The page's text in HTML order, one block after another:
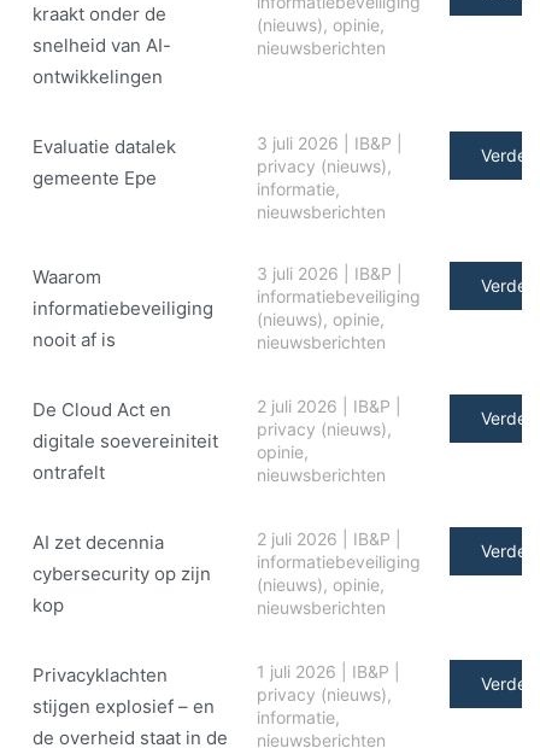
kraakt onder de
snelheid van AI-
ontwikkelingen
(nieuws), opinie,
nieuwsberichten
Evaluatie datalek
gemeente Epe
3 juli 2026 IB&P
privacy (nieuws),
informatie,
nieuwsberichten
Verder
Waarom
informatiebeveiliging
nooit af is
3 juli 2026 IB&P
informatiebeveiliging
(nieuws), opinie,
nieuwsberichten
Verder
De Cloud Act en
digitale soe­ve­rei­ni­teit
ontrafelt
2 juli 2026 IB&P
privacy (nieuws),
opinie,
nieuwsberichten
Verder
AI zet decennia
cybersecurity op zijn
kop
2 juli 2026 IB&P
informatiebeveiliging
(nieuws), opinie,
nieuwsberichten
Verder
Privacyklachten
stijgen explosief – en
de overheid staat in de
1 juli 2026 IB&P
privacy (nieuws),
informatie,
nieuwsberichten
Verder